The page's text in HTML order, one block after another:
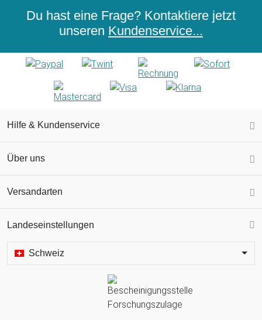
Du hast eine Frage? Kontaktiere jetzt
unseren Kundenservice...
Hilfe & Kundenservice
Über uns
Versandarten
Landeseinstellungen
Schweiz